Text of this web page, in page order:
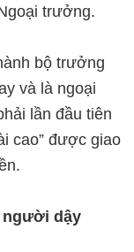
trưởng.
bộ trưởng
và là ngoại
lần đầu tiên
cao” được giao
người dậy